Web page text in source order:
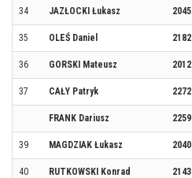
34 JAZŁOCKI Łukasz 2045
35 OLEŚ Daniel 2182
36 GORSKI Mateusz 2012
37 CAŁY Patryk 2272
FRANK Dariusz 2259
39 MAGDZIAK Łukasz 2040
40 RUTKOWSKI Konrad 2143